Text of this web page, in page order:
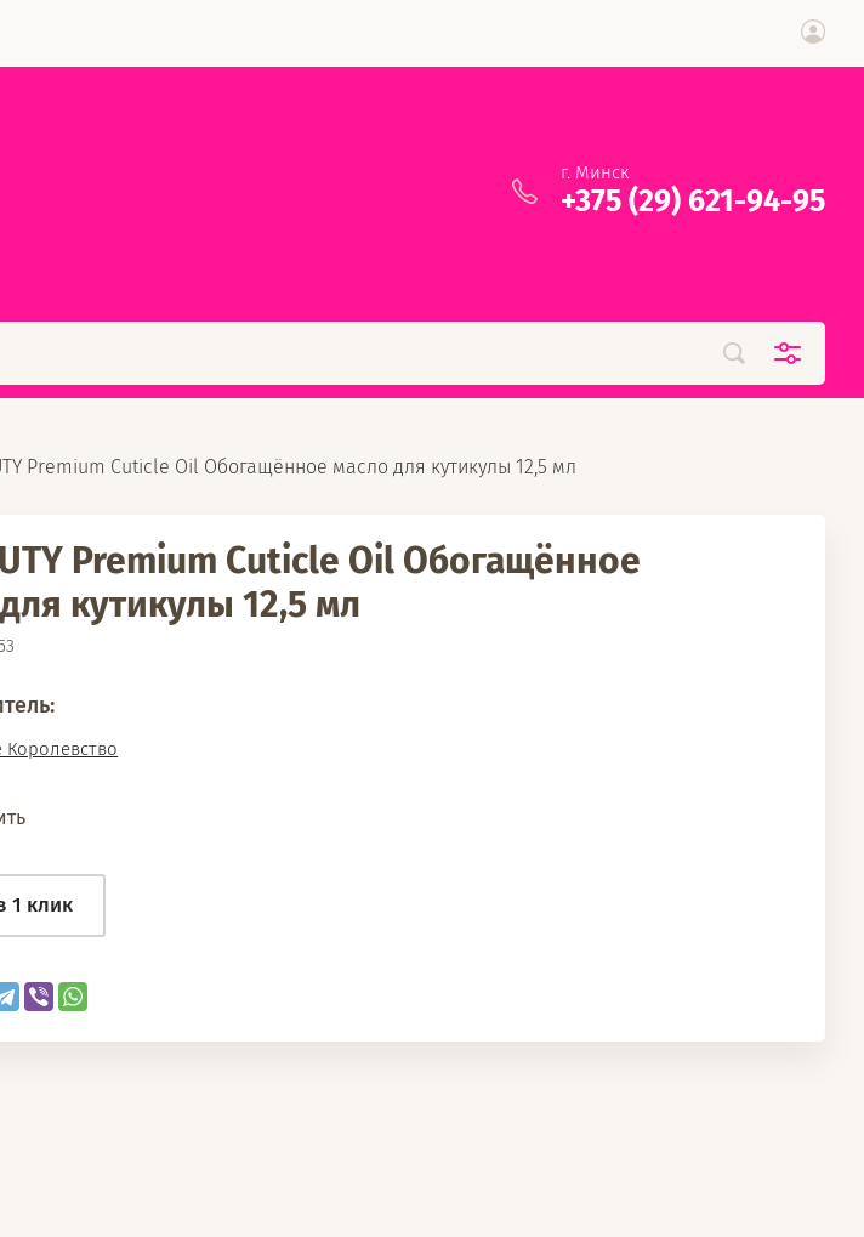
г. Минск
+375 (29) 621-94-95
Premium Cuticle Oil Обогащённое масло для кутикулы 12,5 мл
Premium Cuticle Oil Обогащённое
кутикулы 12,5 мл
1 клик